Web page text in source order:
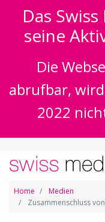
Das
seine
Die
abrufbar,
2022
Home
Medien
Zusammenschluss